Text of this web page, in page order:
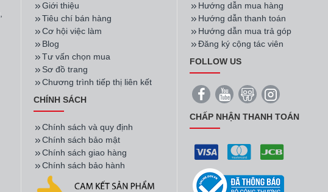
Giới thiệu
Tiêu chí bán hàng
Cơ hội việc làm
Blog
Tư vấn chọn mua
Sơ đồ trang
Chương trình tiếp thị liên kết
CHÍNH SÁCH
Chính sách và quy định
Chính sách bảo mật
Chính sách giao hàng
Chính sách bảo hành
Hướng dẫn mua hàng
Hướng dẫn thanh toán
Hướng dẫn mua trả góp
Đăng ký cộng tác viên
FOLLOW US
CHẤP NHẬN THANH TOÁN